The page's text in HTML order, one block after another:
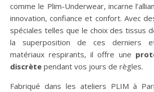
comme le Plim-Underwear, incarne
innovation, confiance et confort. Avec
spéciales telles que le choix des tissus
la superposition de ces derniers
matériaux respirants, il offre une
discrète pendant vos jours de règles.
Fabriqué dans les ateliers PLIM à